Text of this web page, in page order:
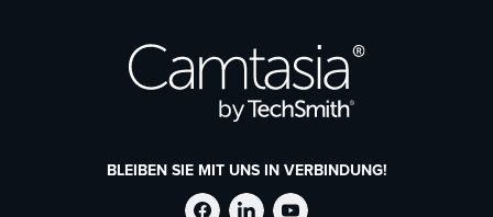
BLEIBEN SIE MIT UNS IN VERBINDUNG!